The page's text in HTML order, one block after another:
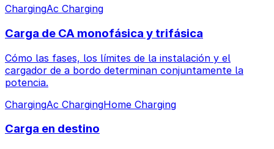
ChargingAc Charging
Carga de CA monofásica y trifásica
Cómo las fases, los límites de la instalación y el
cargador de a bordo determinan conjuntamente la
potencia.
ChargingAc ChargingHome Charging
Carga en destino